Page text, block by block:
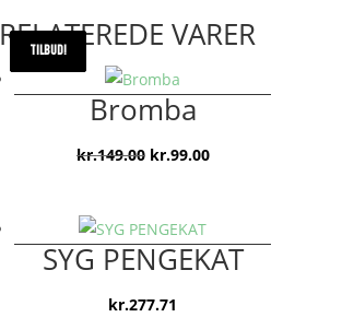
RELATEREDE VARER
TILBUD!
Bromba
kr.149.00 Den
var:
kr.149.00.
kr.99.00Den
er:
kr.99.00.
SYG PENGEKAT
kr.277.71
TILBUD!
TILBUD!